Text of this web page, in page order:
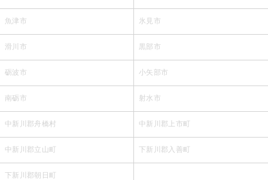
魚津市 氷見市
滑川市 黒部市
砺波市 小矢部市
南砺市 射水市
中新川郡舟橋村 中新川郡上市町
中新川郡立山町 下新川郡入善町
下新川郡朝日町